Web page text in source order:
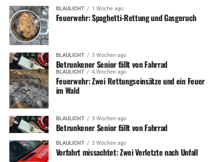
BLAULICHT 1 Woche ago
Feuerwehr: Spaghetti-Rettung und Gasgeruch
BLAULICHT 3 Wochen ago
Betrunkener Senior fällt von Fahrrad
BLAULICHT 4 Wochen ago
Feuerwehr: Zwei Rettungseinsätze und ein Feuer
im Wald
BLAULICHT 3 Wochen ago
Betrunkener Senior fällt von Fahrrad
BLAULICHT 3 Wochen ago
Vorfahrt missachtet: Zwei Verletzte nach Unfall